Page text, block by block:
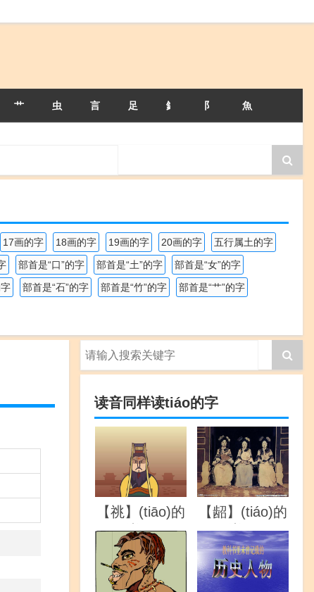
艹 虫 言 足 釒 阝 魚
17画的字 18画的字 19画的字 20画的字
五行属土的字
部首是“口”的字 部首是“土”的字
部首是“女”的字
部首是“石”的字 部首是“竹”的字
部首是“艹”的字
读音同样读tiáo的字
【祧】(tiāo)的
详解
【龆】(tiáo)的
详解